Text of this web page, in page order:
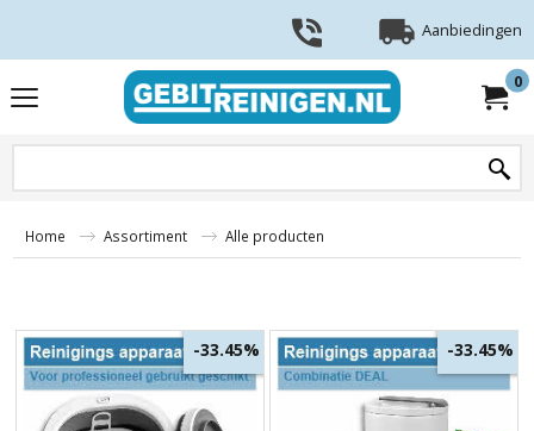
Aanbiedingen
0
Home Assortiment Alle producten
-33.45% -33.45%